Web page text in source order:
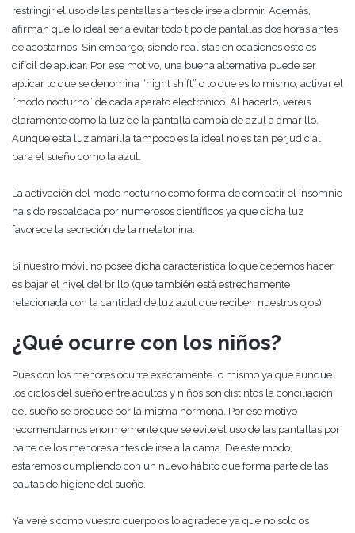
restringir el uso de las pantallas antes de irse a dormir. Además,
afirman que lo ideal sería evitar todo tipo de pantallas dos horas antes
de acostarnos. Sin embargo, siendo realistas en ocasiones esto es
difícil de aplicar. Por ese motivo, una buena alternativa puede ser
aplicar lo que se denomina “night shift” o lo que es lo mismo, activar el
“modo nocturno” de cada aparato electrónico. Al hacerlo, veréis
claramente como la luz de la pantalla cambia de azul a amarillo.
Aunque esta luz amarilla tampoco es la ideal no es tan perjudicial
para el sueño como la azul.
La activación del modo nocturno como forma de combatir el insomnio
ha sido respaldada por numerosos científicos ya que dicha luz
favorece la secreción de la melatonina.
Si nuestro móvil no posee dicha característica lo que debemos hacer
es bajar el nivel del brillo (que también está estrechamente
relacionada con la cantidad de luz azul que reciben nuestros ojos).
¿Qué ocurre con los niños?
Pues con los menores ocurre exactamente lo mismo ya que aunque
los ciclos del sueño entre adultos y niños son distintos la conciliación
del sueño se produce por la misma hormona. Por ese motivo
recomendamos enormemente que se evite el uso de las pantallas por
parte de los menores antes de irse a la cama. De este modo,
estaremos cumpliendo con un nuevo hábito que forma parte de las
pautas de higiene del sueño.
Ya veréis como vuestro cuerpo os lo agradece ya que no solo os